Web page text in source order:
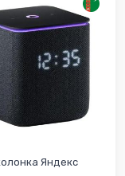
Яндекс